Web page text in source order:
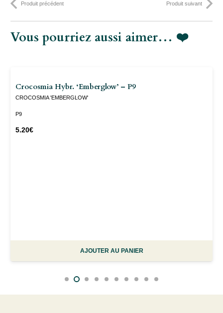
'purp.
Produit précédent Produit suivant
Vous pourriez aussi aimer… ❤️
Crocosmia Hybr. ‘Emberglow’ – P9
CROCOSMIA 'EMBERGLOW'
P9
5.20€
AJOUTER AU PANIER